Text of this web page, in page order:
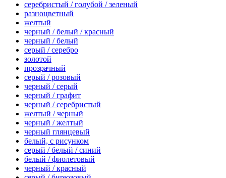
серебристый / голубой / зеленый
разноцветный
желтый
черный / белый / красный
черный / белый
серый / серебро
золотой
прозрачный
серый / розовый
черный / серый
черный / графит
черный / серебристый
желтый / черный
черный / желтый
черный глянцевый
белый, с рисунком
серый / белый / синий
белый / фиолетовый
черный / красный